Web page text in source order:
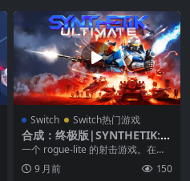
Switch Switch热门游戏
合成：终极版|SYNTHETIK: U
ltimate中文
一个 rogue-lite 的射击游戏。在游
戏中世界正被机器肆虐，玩家需要
从第一...
9 月前 150